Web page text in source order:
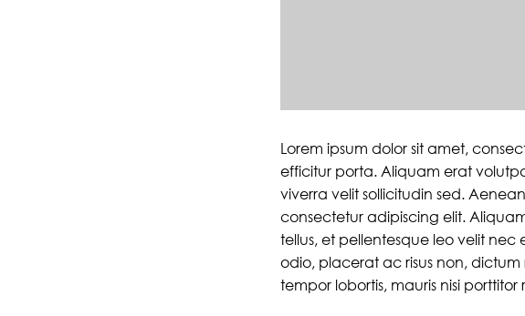
Lorem ipsum dolor sit amet,
efficitur porta. Aliquam erat
viverra velit sollicitudin sed.
consectetur adipiscing elit.
tellus, et pellentesque leo velit nec
odio, placerat ac risus non, dictum
tempor lobortis, mauris nisi porttitor